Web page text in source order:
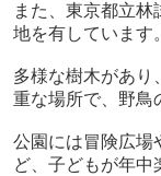
また、東京都立
地を有しています。
多様な樹木があり
重な場所で、野鳥
公園には冒険広場
ど、子どもが年中